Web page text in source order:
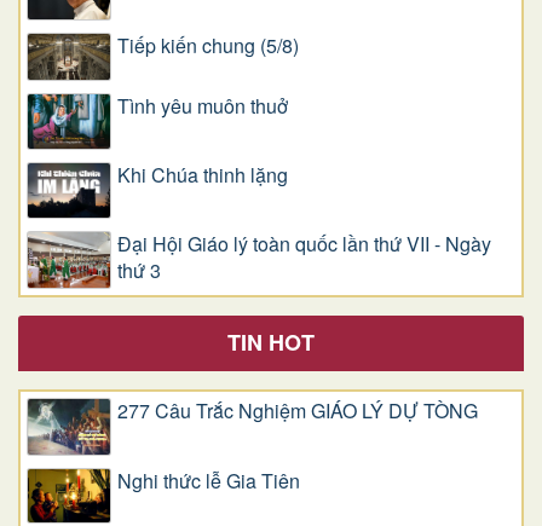
Tiếp kiến chung (5/8)
Tình yêu muôn thuở
Khi Chúa thinh lặng
Đại Hội Giáo lý toàn quốc lần thứ VII - Ngày
thứ 3
TIN HOT
277 Câu Trắc Nghiệm GIÁO LÝ DỰ TÒNG
Nghi thức lễ Gia Tiên